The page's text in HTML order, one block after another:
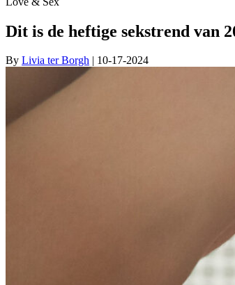
Dit is de heftige sekstrend van
By Livia ter Borgh | 10-17-2024